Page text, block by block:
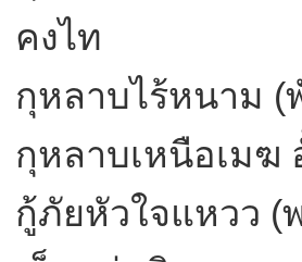
คงไท
กุหลาบไร้หนาม (
กุหลาบเหนือเมฆ
กู้ภัยหัวใจแหวว